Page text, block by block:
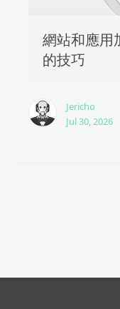
網站和應用
的技巧
Jericho
Jul 30, 2026